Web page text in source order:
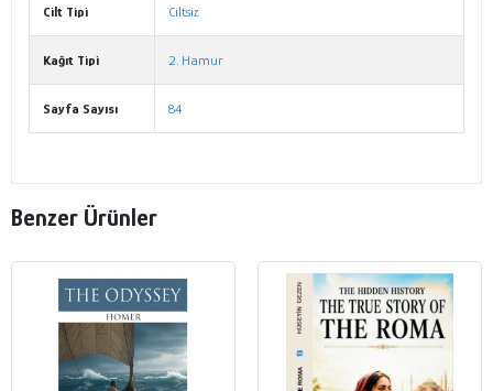
Cilt Tipi Ciltsiz
Kağıt Tipi 2. Hamur
Sayfa Sayısı 84
Benzer Ürünler